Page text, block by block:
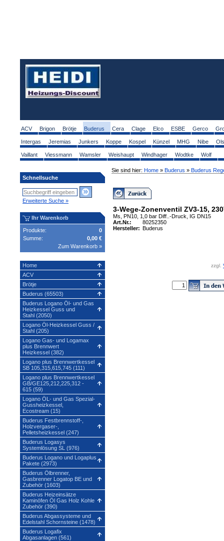
ACV Brigon Brötje Buderus Cera Clage Elco ESBE Gerco
Intergas Jeremias Junkers Koppe Kospel Künzel MHG Nibe
Vaillant Viessmann Wamsler Weishaupt Windhager Wodtke Wolf
Schnellsuche
Erweiterte Suche »
Ihr Warenkorb
Produkte:
0
Summe:
0,00 €
Zum Warenkorb »
Home
ACV
Brötje
Buderus (65503)
Buderus Logano Öl- und Gas
Heizkessel Guss und
Stahl (2050)
Logano Öl-Heizkessel Guss /
Stahl (205)
Logano Gas- und Logamax
plus Brennwert
Heizkessel (382)
Logano plus Brennwertkessel
SB 105,315,615,745 (111)
Logano plus Brennwertkessel
GB/GE125,212,225,312 -
615 (59)
Logano ÖL- und Gas Spezial-
Gussheizkessel,
Ecostream (15)
Buderus Festbrennstoff-,
Holzvergaser-,
Pelletsheizkessel (247)
Buderus Logasys
Systemlösung SL (976)
Buderus Logano und Logaplus
Pakete (2973)
Buderus Ölbrenner,
Gasbrenner Logatop BE und
Zubehör (1603)
Buderus Heizeinsätze
Kaminöfen Öl Gas Holz Kohle
Zubehör (390)
Buderus Abgassysteme und
Edelstahl Schornsteine (1478)
Buderus Logafix
Abgasanlagen (561)
Sie sind hier: Home » Buderus » Buderus
3-Wege-Zonenventil ZV3-15,
Ms, PN10, 1,0 bar Diff..-Druck, IG DN15
Art.Nr.:
80252350
Hersteller: Buderus
zzgl.